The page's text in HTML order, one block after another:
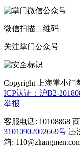
微信扫描二维码
关注掌门公众号
Copyright 上海掌小门
ICP认证：沪B2-
举报
客服电话: 10108868
31010902002669号 违
箱: